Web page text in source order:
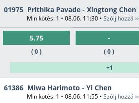
01975 Prithika Pavade - Xingtong Chen
Min kötés: 1 • 08.06. 11:30 • Szólj hozzá ››
5.75
( 0 )
-
( 0 )
+1
61386 Miwa Harimoto - Yi Chen
Min kötés: 1 • 08.06. 11:55 • Szólj hozzá ››